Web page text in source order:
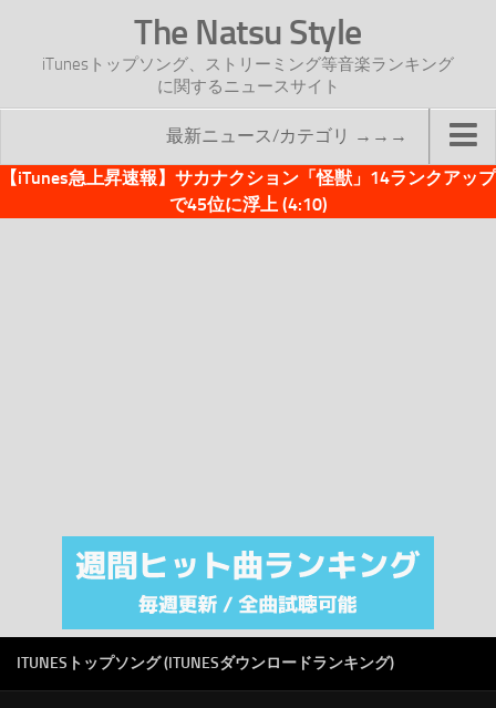
The Natsu Style
iTunesトップソング、ストリーミング等音楽ランキング
に関するニュースサイト
最新ニュース/カテゴリ →→→
TOP
注目カテゴリ
オリジナルiTunes週間トップソング
【iTunes急上昇速報】サカナクション「怪獣」14ランクアップ
で45位に浮上 (4:10)
ITUNESトップソング (ITUNESダウンロードランキング)